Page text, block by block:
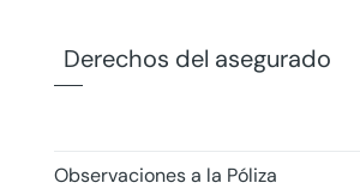
Derechos del asegurado
Observaciones a la Póliza